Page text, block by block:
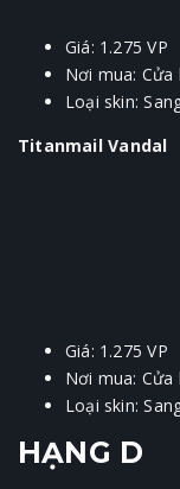
Giá: 1.275 VP
Nơi mua: Cửa
Loại skin:
Titanmail Vandal
Giá: 1.275 VP
Nơi mua: Cửa
Loại skin:
HẠNG D